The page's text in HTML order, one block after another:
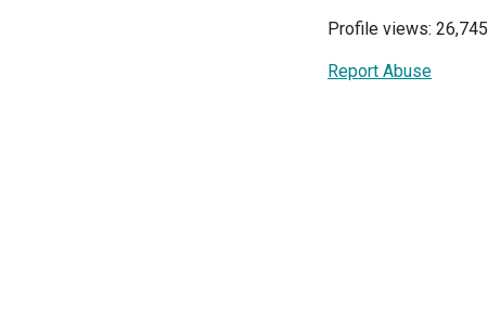
Profile views: 26,745
Report Abuse